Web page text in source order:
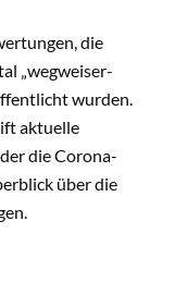
die
„wegweiser-
wurden.
aktuelle
die Corona-
über die